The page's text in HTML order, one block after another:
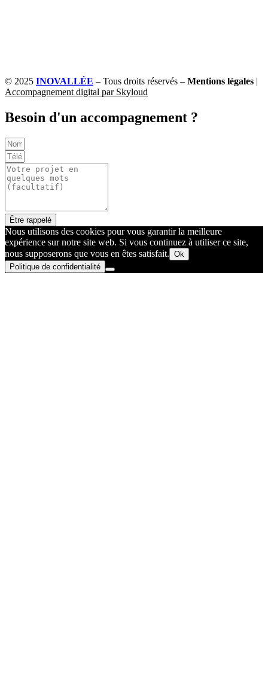
© 2025 INOVALLÉE – Tous droits réservés – Mentions légales |
Accompagnement digital par Skyloud
Besoin d'un accompagnement ?
Être rappelé
Nous utilisons des cookies pour vous garantir la meilleure
expérience sur notre site web. Si vous continuez à utiliser ce site,
nous supposerons que vous en êtes satisfait. Ok
Politique de confidentialité